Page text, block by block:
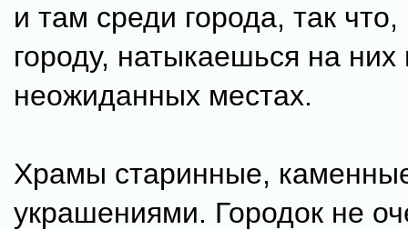
и там среди города, так что,
городу, натыкаешься на
неожиданных местах.
Храмы старинные,
украшениями. Городок не